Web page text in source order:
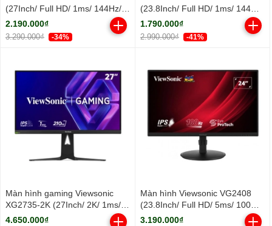
(27Inch/ Full HD/ 1ms/ 144Hz/
300cd/m2/ IPS)
2.190.000₫
3.290.000₫ -34%
(23.8Inch/ Full HD/ 1ms/ 144Hz/
300cd/m2/ IPS)
1.790.000₫
2.990.000₫ -41%
Màn hình gaming Viewsonic
XG2735-2K (27Inch/ 2K/ 1ms/
210Hz/ 400cd/m2/ IPS)
4.650.000₫
Màn hình Viewsonic VG2408
(23.8Inch/ Full HD/ 5ms/ 100HZ/
250cd/m2/ LED/ Tích hợp Loa)
3.190.000₫